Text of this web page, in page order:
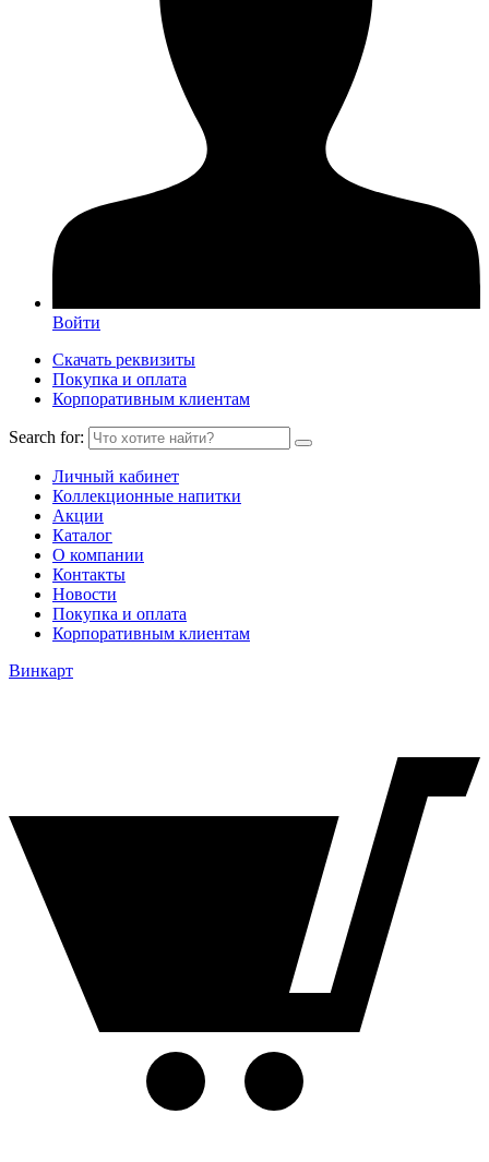
Войти
Скачать реквизиты
Покупка и оплата
Корпоративным клиентам
Search for:
Личный кабинет
Коллекционные напитки
Акции
Каталог
О компании
Контакты
Новости
Покупка и оплата
Корпоративным клиентам
Винкарт